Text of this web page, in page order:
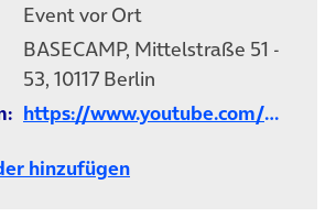
Event vor Ort
BASECAMP, Mittelstraße 51 -
53, 10117 Berlin
https://www.youtube.com/
hinzufügen